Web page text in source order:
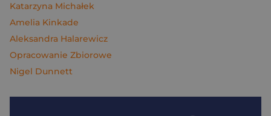
Katarzyna Michałek
Amelia Kinkade
Aleksandra Halarewicz
Opracowanie Zbiorowe
Nigel Dunnett